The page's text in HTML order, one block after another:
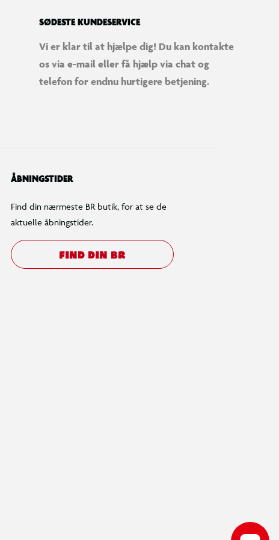
SØDESTE KUNDESERVICE
Vi er klar til at hjælpe dig! Du kan kontakte
os via e-mail eller få hjælp via chat og
telefon for endnu hurtigere betjening.
ÅBNINGSTIDER
Find din nærmeste BR butik, for at se de
aktuelle åbningstider.
FIND DIN BR